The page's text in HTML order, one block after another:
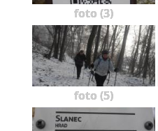
foto (3)
foto (5)